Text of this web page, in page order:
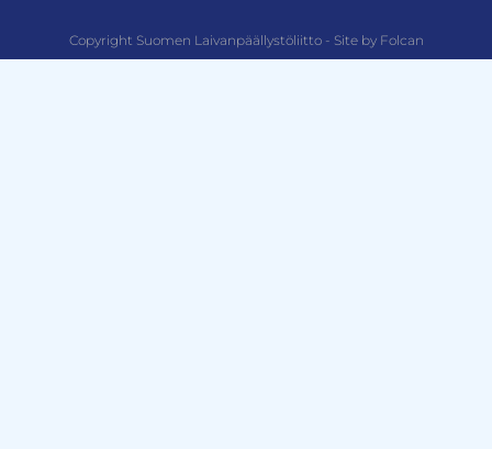
Copyright Suomen Laivanpäällystöliitto - Site by Folcan